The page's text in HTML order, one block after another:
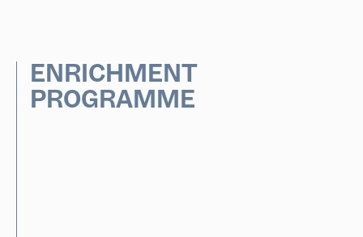
ENRICHMENT
PROGRAMME